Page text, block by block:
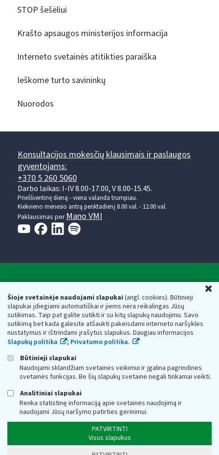
Šioje svetainėje naudojami slapukai(angl. cookies). Būtinieji
slapukai įdiegiami automatiškai ir jiems nėra reikalingas Jūsų
sutikimas. Taip pat galite sutikti ir su kitų slapukų naudojimu. Savo
sutikimą bet kada galėsite atšaukti pakeisdami interneto naršyklės
nustatymus ir ištrindami įrašytus slapukus. Daugiau informacijos
Slapukų politika
; Privatumo politika.
Būtinieji slapukai
Naudojami sklandžiam svetainės veikimui ir įgalina pagrindines
svetainės funkcijas. Be šių slapukų svetainė negali tinkamai veikti.
Analitiniai slapukai
Renka statistinę informaciją apie svetainės naudojimą ir
naudojami Jūsų naršymo patirties gerinimui.
PATVIRTINTI
Visus slapukus
STOP šešėliui
Krašto apsaugos ministerijos informacija
Interneto svetainės atitikties paraiška
Ieškome turto savininkų
Nuorodos
Konsultacijos mokesčių klausimais ir paslaugos
gyventojams:
+370 5 260 5060
Darbo laikas: I-IV 8.00-17.00, V 8.00-15.45.
Prieššventinę dieną - viena valanda trumpiau.
Kiekvieno mėnesio antrą penktadienį 8.00 val. - 12.00 val.
Paklausimas per Mano VMI
Respublikos finansų ministerijos
Biudžetinė įstaiga. Juridinio asmens kodas — 188659752,
adresas: Vasario 16-osios g. 14, 01107 Vilnius, Lietuva, el.paštas:
vmi@vmi.lt, E. pristatymo dėžutės adresas 188659752
Duomenys apie Valstybinę mokesčių inspekciją prie Lietuvos
Respublikos finansų ministerijos kaupiami ir saugomi Juridinių